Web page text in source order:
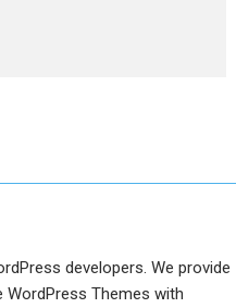
developers. We provide
WordPress Themes with